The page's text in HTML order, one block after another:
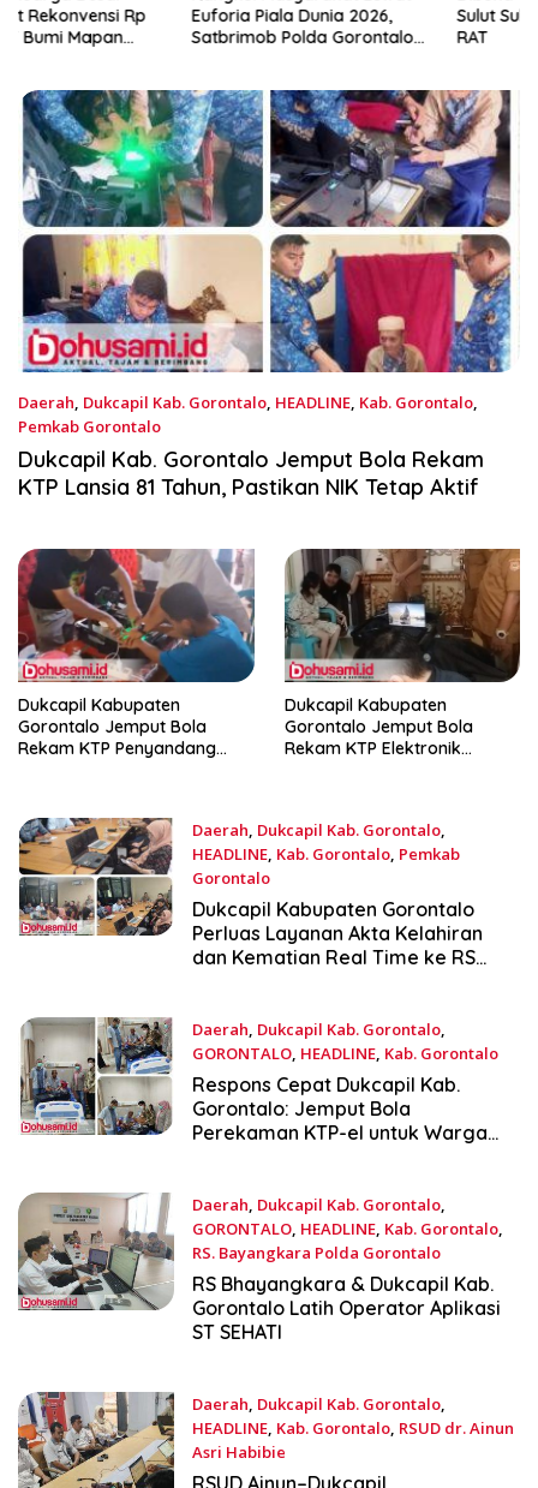
Euforia Piala Dunia 2026,
Satbrimob Polda Gorontalo
Sulut Sukses Laksanakan
RAT
Daerah, Dukcapil Kab. Gorontalo, HEADLINE, Kab. Gorontalo,
Pemkab Gorontalo
Juli 24, 2026
Dukcapil Kab. Gorontalo Jemput Bola Rekam
KTP Lansia 81 Tahun, Pastikan NIK Tetap Aktif
Dukcapil Kabupaten
Gorontalo Jemput Bola
Rekam KTP Penyandang
Dukcapil Kabupaten
Gorontalo Jemput Bola
Rekam KTP Elektronik
Daerah, Dukcapil Kab. Gorontalo,
HEADLINE, Kab. Gorontalo, Pemkab
Gorontalo
April 25, 2026
Dukcapil Kabupaten Gorontalo
Perluas Layanan Akta Kelahiran
dan Kematian Real Time ke RS
Daerah, Dukcapil Kab. Gorontalo,
GORONTALO, HEADLINE, Kab. Gorontalo
Maret 7, 2026
Respons Cepat Dukcapil Kab.
Gorontalo: Jemput Bola
Perekaman KTP-el untuk Warga
Daerah, Dukcapil Kab. Gorontalo,
GORONTALO, HEADLINE, Kab. Gorontalo,
RS. Bayangkara Polda Gorontalo
Februari 4, 2026
RS Bhayangkara & Dukcapil Kab.
Gorontalo Latih Operator Aplikasi
ST SEHATI
Daerah, Dukcapil Kab. Gorontalo,
HEADLINE, Kab. Gorontalo, RSUD dr. Ainun
Asri Habibie
Januari 21, 2026
RSUD Ainun–Dukcapil